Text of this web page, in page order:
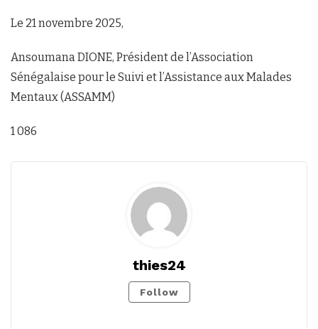
Le 21 novembre 2025,
Ansoumana DIONE, Président de l’Association
Sénégalaise pour le Suivi et l’Assistance aux Malades
Mentaux (ASSAMM)
1 086
thies24
Follow